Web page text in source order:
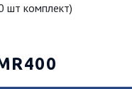
шт комплект)